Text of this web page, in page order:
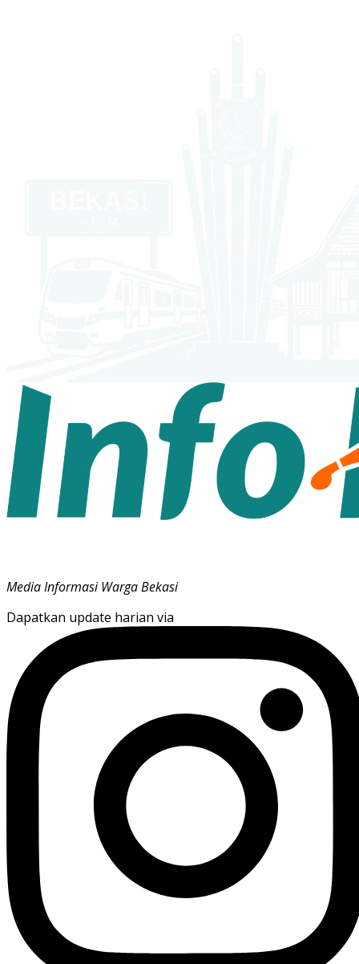
Media Informasi Warga Bekasi
Dapatkan update harian via